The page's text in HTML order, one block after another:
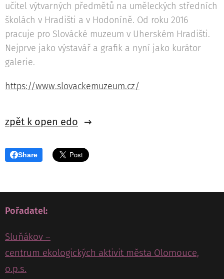
učitel výtvarných předmětů na uměleckých středních
školách v Hradišti a v Hodoníně. Od roku 2016
pracuje pro Slovácké muzeum v Uherském Hradišti.
Nejprve jako výstavář a grafik a nyní jako kurátor
galerie.
https://www.slovackemuzeum.cz/
zpět k open edo
Share
Pořadatel:
Sluňákov –
centrum ekologických aktivit města Olomouce,
o.p.s.